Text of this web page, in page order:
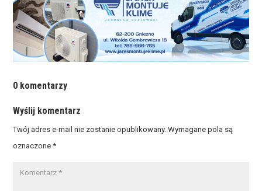
0 komentarzy
Wyślij komentarz
Twój adres e-mail nie zostanie opublikowany. Wymagane pola są
oznaczone*